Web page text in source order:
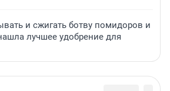
и сжигать ботву помидоров и
лучшее удобрение для